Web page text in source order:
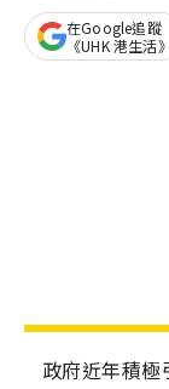
在Google追蹤
《UHK 港生活》
政府近年積